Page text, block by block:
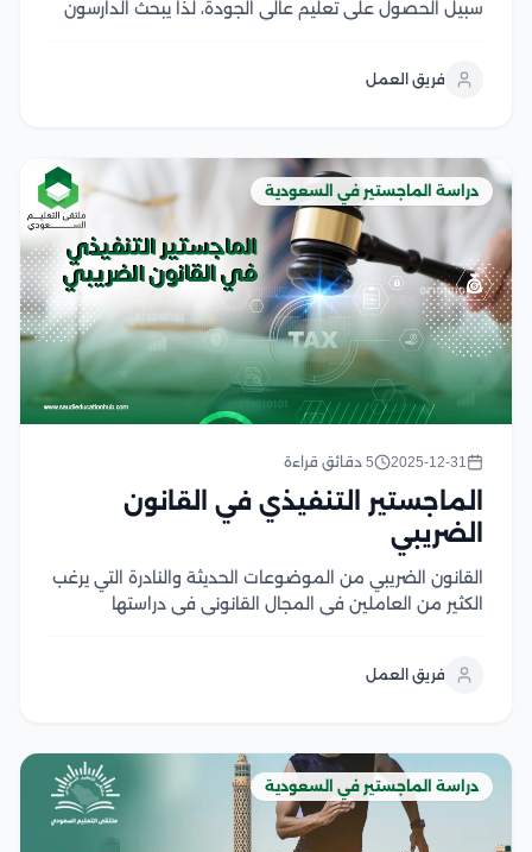
سبيل الحصول على تعليم عالي الجودة، لذا يبحث الدارسون
تطوير مهاراتهم الأكاديمية ويعزز من مسيرتهم...
فريق العمل
دراسة الماجستير في السعودية
2025-12-31 5 دقائق قراءة
الماجستير التنفيذي في القانون
الضريبي
القانون الضريبي من الموضوعات الحديثة والنادرة التي يرغب
الكثير من العاملين في المجال القانوني في دراستها
القانون والمحاسبة من فهم القواعد والقوانين الضريبية،
فريق العمل
دراسة الماجستير في السعودية